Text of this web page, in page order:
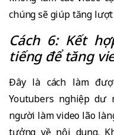
chúng sẽ giúp tăng
Cách 6: Kết
tiếng để tăng
Đây là cách làm
Youtubers nghiệp dư
người làm video lão
tưởng về nội dung.